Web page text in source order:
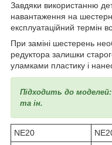
Завдяки використанню
навантаження на
експлуатаційний термін
При заміні шестерень
редуктора залишки
уламками пластику і
Підходить до моделей:
та ін.
NE20